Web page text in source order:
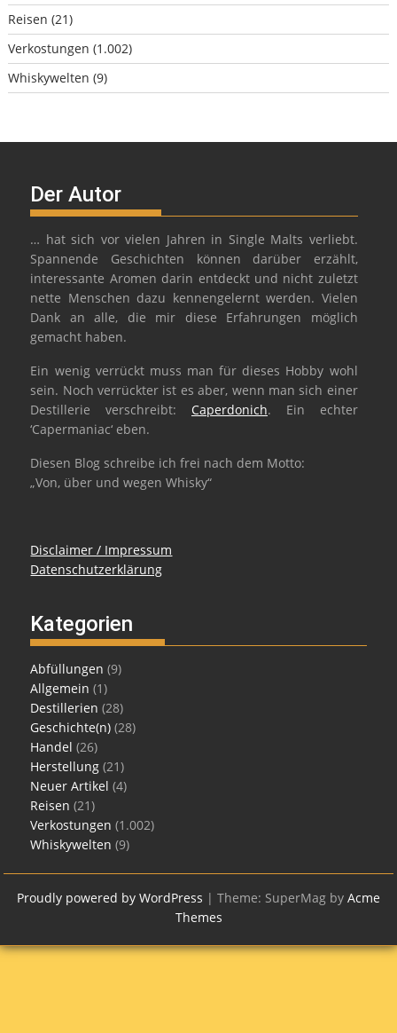
Reisen (21)
Verkostungen (1.002)
Whiskywelten (9)
Der Autor
… hat sich vor vielen Jahren in Single Malts verliebt.
Spannende Geschichten können darüber erzählt,
interessante Aromen darin entdeckt und nicht zuletzt
nette Menschen dazu kennengelernt werden. Vielen
Dank an alle, die mir diese Erfahrungen möglich
gemacht haben.
Ein wenig verrückt muss man für dieses Hobby wohl
sein. Noch verrückter ist es aber, wenn man sich einer
Destillerie verschreibt: Caperdonich. Ein echter
‘Capermaniac‘ eben.
Diesen Blog schreibe ich frei nach dem Motto:
„Von, über und wegen Whisky“
Disclaimer / Impressum
Datenschutzerklärung
Kategorien
Abfüllungen (9)
Allgemein (1)
Destillerien (28)
Geschichte(n) (28)
Handel (26)
Herstellung (21)
Neuer Artikel (4)
Reisen (21)
Verkostungen (1.002)
Whiskywelten (9)
Proudly powered by WordPress | Theme: SuperMag by Acme
Themes